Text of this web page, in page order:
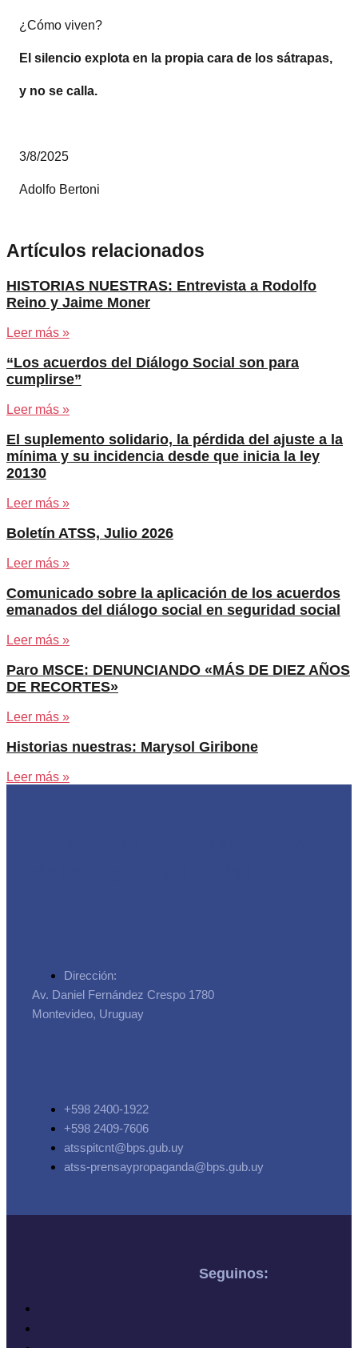
¿Cómo viven?
El silencio explota en la propia cara de los sátrapas,
y no se calla.
3/8/2025
Adolfo Bertoni
Artículos relacionados
HISTORIAS NUESTRAS: Entrevista a Rodolfo
Reino y Jaime Moner
Leer más »
“Los acuerdos del Diálogo Social son para
cumplirse”
Leer más »
El suplemento solidario, la pérdida del ajuste a la
mínima y su incidencia desde que inicia la ley
20130
Leer más »
Boletín ATSS, Julio 2026
Leer más »
Comunicado sobre la aplicación de los acuerdos
emanados del diálogo social en seguridad social
Leer más »
Paro MSCE: DENUNCIANDO «MÁS DE DIEZ AÑOS
DE RECORTES»
Leer más »
Historias nuestras: Marysol Giribone
Leer más »
Dirección:
Av. Daniel Fernández Crespo 1780
Montevideo, Uruguay
+598 2400-1922
+598 2409-7606
atsspitcnt@bps.gub.uy
atss-prensaypropaganda@bps.gub.uy
Seguinos: